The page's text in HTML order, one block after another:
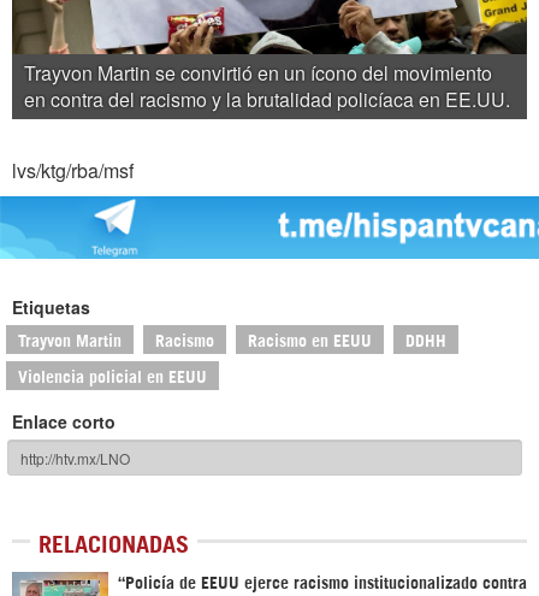
Trayvon Martin se convirtió en un ícono del movimiento
en contra del racismo y la brutalidad policíaca en EE.UU.
lvs/ktg/rba/msf
Etiquetas
Trayvon Martin Racismo Racismo en EEUU DDHH
Violencia policial en EEUU
Enlace corto
RELACIONADAS
“Policía de EEUU ejerce racismo institucionalizado contra